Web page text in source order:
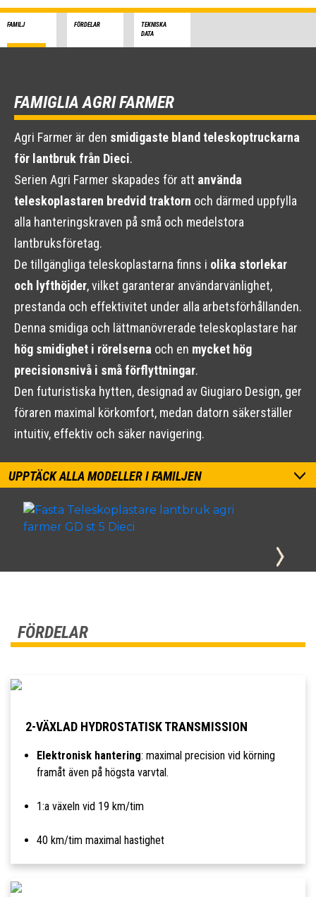
FAMILJ FÖRDELAR
TEKNISKA
DATA
FAMIGLIA AGRI FARMER
Agri Farmer är den smidigaste bland teleskoptruckarna
för lantbruk från Dieci.
Serien Agri Farmer skapades för att använda
teleskoplastaren bredvid traktorn och därmed uppfylla
alla hanteringskraven på små och medelstora
lantbruksföretag.
De tillgängliga teleskoplastarna finns i olika storlekar
och lyfthöjder, vilket garanterar användarvänlighet,
prestanda och effektivitet under alla arbetsförhållanden.
Denna smidiga och lättmanövrerade teleskoplastare har
hög smidighet i rörelserna och en mycket hög
precisionsnivå i små förflyttningar.
Den futuristiska hytten, designad av Giugiaro Design, ger
föraren maximal körkomfort, medan datorn säkerställer
intuitiv, effektiv och säker navigering.
UPPTÄCK ALLA MODELLER I FAMILJEN
FÖRDELAR
2-VÄXLAD HYDROSTATISK TRANSMISSION
Elektronisk hantering: maximal precision vid körning
framåt även på högsta varvtal.
1:a växeln vid 19 km/tim
40 km/tim maximal hastighet